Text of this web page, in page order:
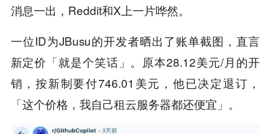
消息一出，Reddit和X上一片哗然。
一位ID为JBusu的开发者晒出了账单截图，直言
新定价「就是个笑话」。原本28.12美元/月的开
销，按新制要付746.01美元，他已决定退订，
「这个价格，我自己租云服务器都还便宜」。